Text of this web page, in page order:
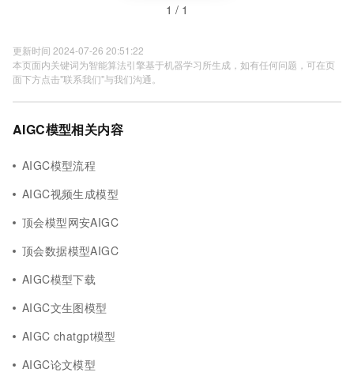
1 / 1
更新时间 2024-07-26 20:51:22
本页面内关键词为智能算法引擎基于机器学习所生成，如有任何问题，可在页
面下方点击"联系我们"与我们沟通。
AIGC模型相关内容
AIGC模型流程
AIGC视频生成模型
顶会模型网安AIGC
顶会数据模型AIGC
AIGC模型下载
AIGC文生图模型
AIGC chatgpt模型
AIGC论文模型